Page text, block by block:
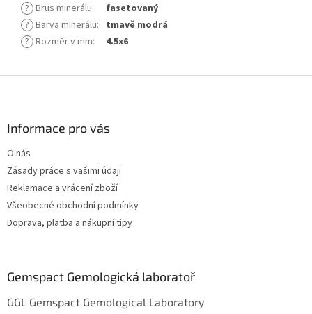
? Brus minerálu:
fasetovaný
? Barva minerálu: tmavě modrá
? Rozměr v mm: 4.5x6
Informace pro vás
O nás
Zásady práce s vašimi údaji
Reklamace a vrácení zboží
Všeobecné obchodní podmínky
Doprava, platba a nákupní tipy
Gemspact Gemologická laboratoř
GGL Gemspact Gemological Laboratory